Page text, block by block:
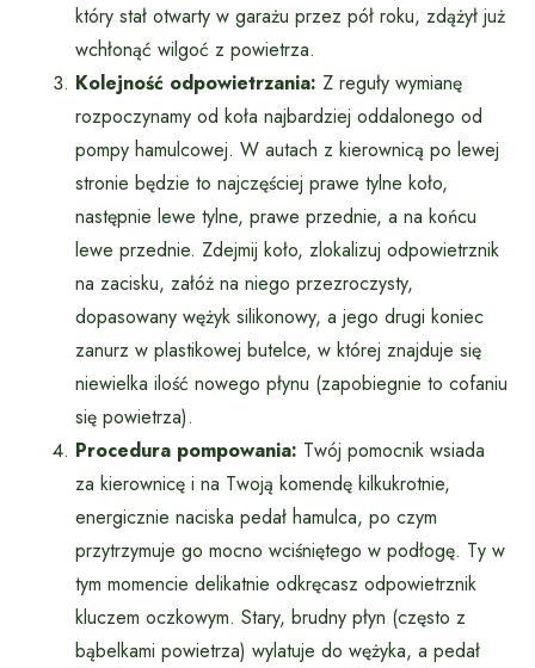
który stał otwarty w garażu przez pół roku, zdążył już
wchłonąć wilgoć z powietrza.
Kolejność odpowietrzania: Z reguły wymianę
rozpoczynamy od koła najbardziej oddalonego od
pompy hamulcowej. W autach z kierownicą po lewej
stronie będzie to najczęściej prawe tylne koło,
następnie lewe tylne, prawe przednie, a na końcu
lewe przednie. Zdejmij koło, zlokalizuj odpowietrznik
na zacisku, załóż na niego przezroczysty,
dopasowany wężyk silikonowy, a jego drugi koniec
zanurz w plastikowej butelce, w której znajduje się
niewielka ilość nowego płynu (zapobiegnie to cofaniu
się powietrza).
Procedura pompowania: Twój pomocnik wsiada
za kierownicę i na Twoją komendę kilkukrotnie,
energicznie naciska pedał hamulca, po czym
przytrzymuje go mocno wciśniętego w podłogę. Ty w
tym momencie delikatnie odkręcasz odpowietrznik
kluczem oczkowym. Stary, brudny płyn (często z
bąbelkami powietrza) wylatuje do wężyka, a pedał